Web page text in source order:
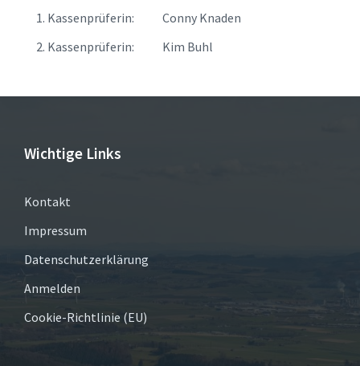
1. Kassenprüferin:
Conny Knaden
2. Kassenprüferin:
Kim Buhl
Wichtige Links
Kontakt
Impressum
Datenschutzerklärung
Anmelden
Cookie-Richtlinie (EU)